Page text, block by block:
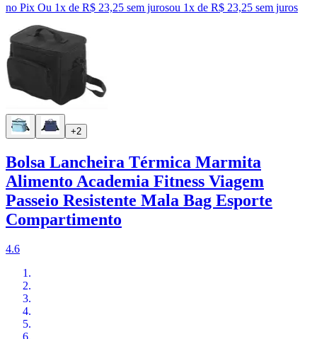
no Pix Ou 1x de R$ 23,25 sem jurosou 1x de R$ 23,25 sem juros
+2
Bolsa Lancheira Térmica Marmita
Alimento Academia Fitness Viagem
Passeio Resistente Mala Bag Esporte
Compartimento
4.6